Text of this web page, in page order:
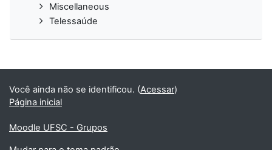
Miscellaneous
Telessaúde
Você ainda não se identificou. (Acessar)
Página inicial
Moodle UFSC - Grupos